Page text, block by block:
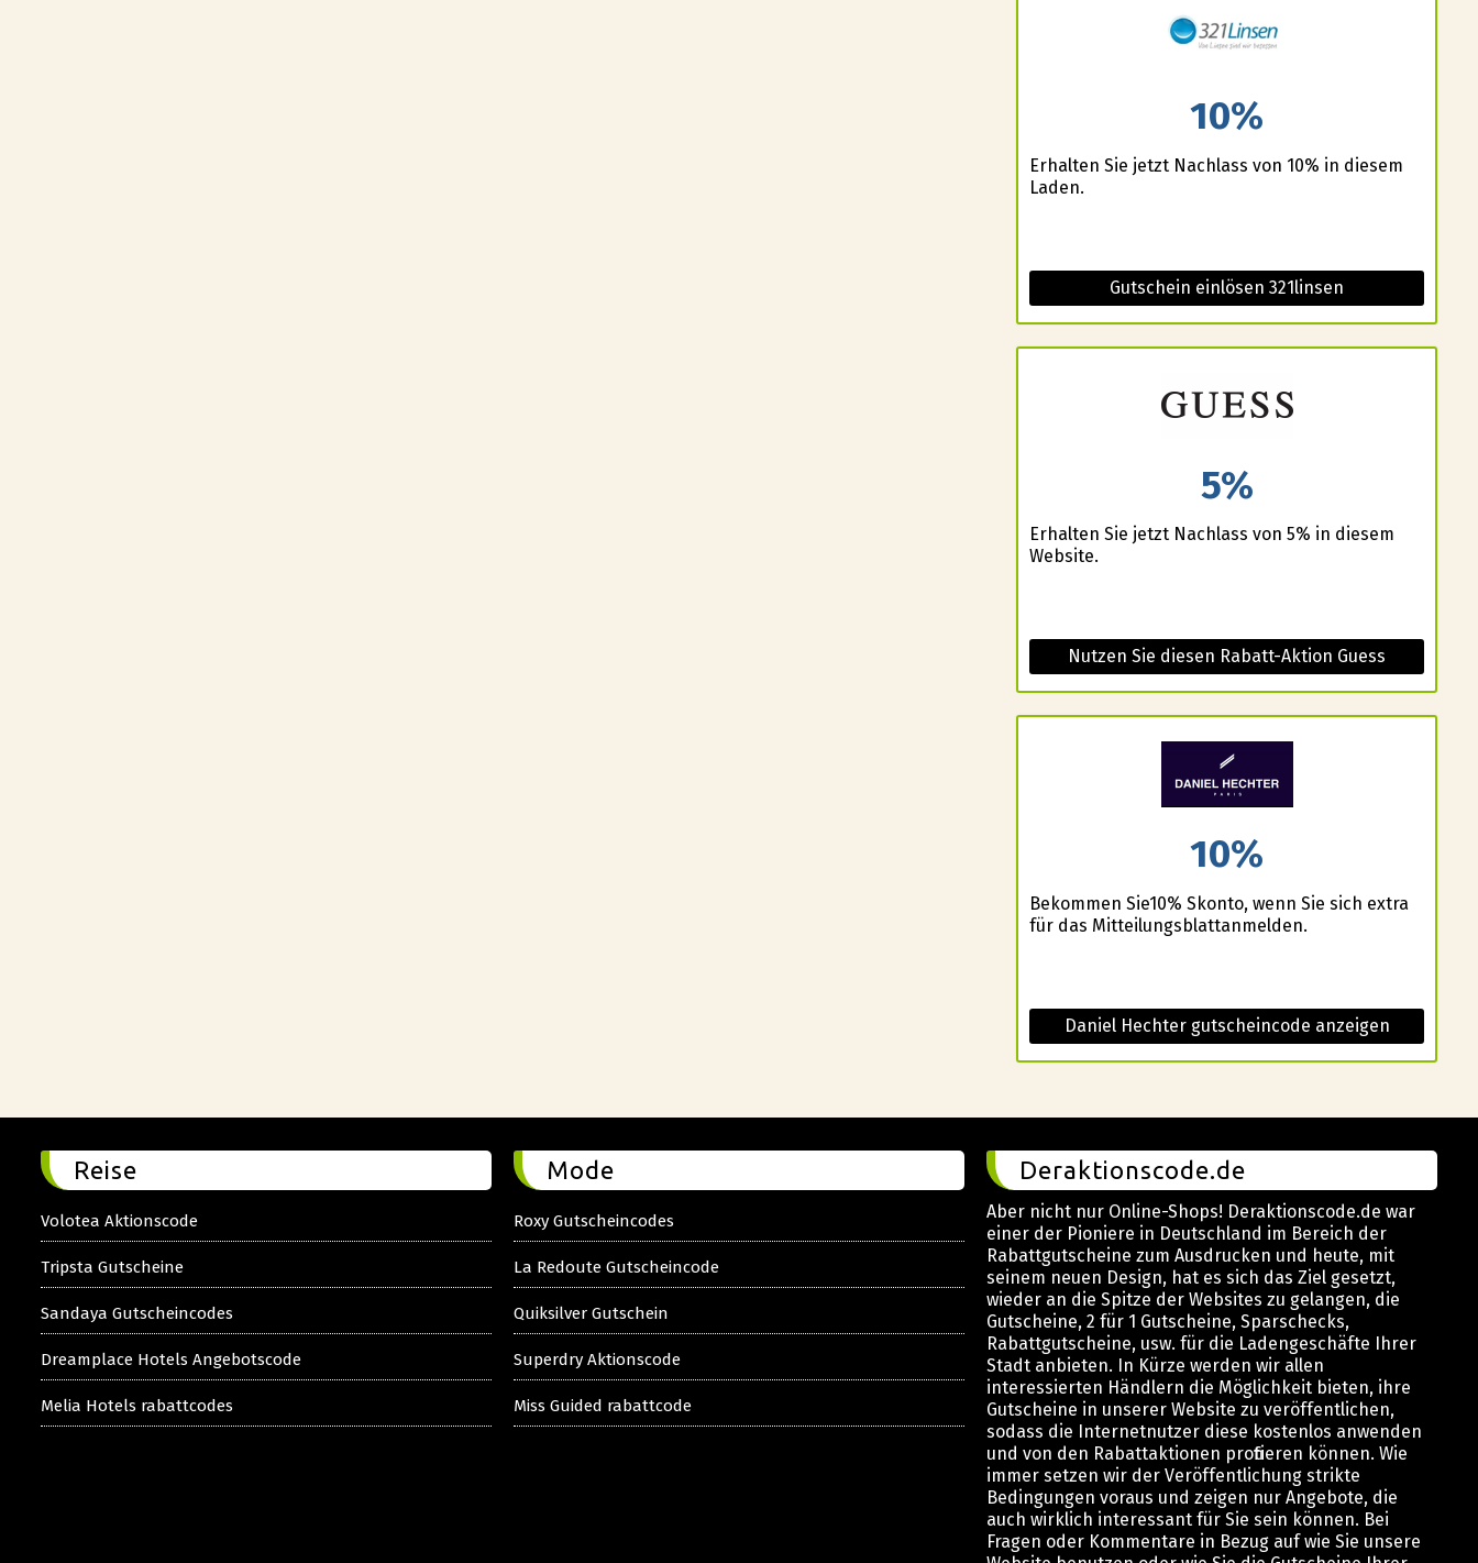
10%
Erhalten Sie jetzt Nachlass von 10% in diesem
Laden.
Gutschein einlösen 321linsen
5%
Erhalten Sie jetzt Nachlass von 5% in diesem
Website.
Nutzen Sie diesen Rabatt-Aktion Guess
10%
Bekommen Sie10% Skonto, wenn Sie sich extra
für das Mitteilungsblattanmelden.
Daniel Hechter gutscheincode anzeigen
Reise
Volotea Aktionscode
Tripsta Gutscheine
Sandaya Gutscheincodes
Dreamplace Hotels Angebotscode
Melia Hotels rabattcodes
Mode
Roxy Gutscheincodes
La Redoute Gutscheincode
Quiksilver Gutschein
Superdry Aktionscode
Miss Guided rabattcode
Deraktionscode.de
Aber nicht nur Online-Shops! Deraktionscode.de war
einer der Pioniere in Deutschland im Bereich der
Rabattgutscheine zum Ausdrucken und heute, mit
seinem neuen Design, hat es sich das Ziel gesetzt,
wieder an die Spitze der Websites zu gelangen, die
Gutscheine, 2 für 1 Gutscheine, Sparschecks,
Rabattgutscheine, usw. für die Ladengeschäfte Ihrer
Stadt anbieten. In Kürze werden wir allen
interessierten Händlern die Möglichkeit bieten, ihre
Gutscheine in unserer Website zu veröffentlichen,
sodass die Internetnutzer diese kostenlos anwenden
und von den Rabattaktionen profitieren können. Wie
immer setzen wir der Veröffentlichung strikte
Bedingungen voraus und zeigen nur Angebote, die
auch wirklich interessant für Sie sein können. Bei
Fragen oder Kommentare in Bezug auf wie Sie unsere